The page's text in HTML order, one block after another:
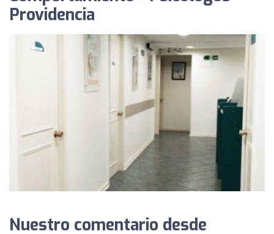
Providencia
Nuestro comentario desde